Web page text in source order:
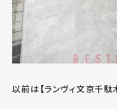
以前は【ランヴィ文京千駄